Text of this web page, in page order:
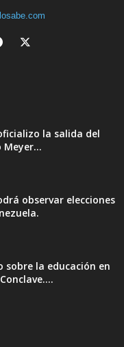
la salida del
Meyer...
observar elecciones
sobre la educación en